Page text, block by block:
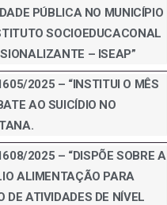
PÚBLICA NO MUNICÍPIO
SOCIOEDUCACONAL
– ISEAP”
2025 – “INSTITUI O MÊS
AO SUICÍDIO NO
2025 – “DISPÕE SOBRE A
ALIMENTAÇÃO PARA
DE ATIVIDADES DE NÍVEL